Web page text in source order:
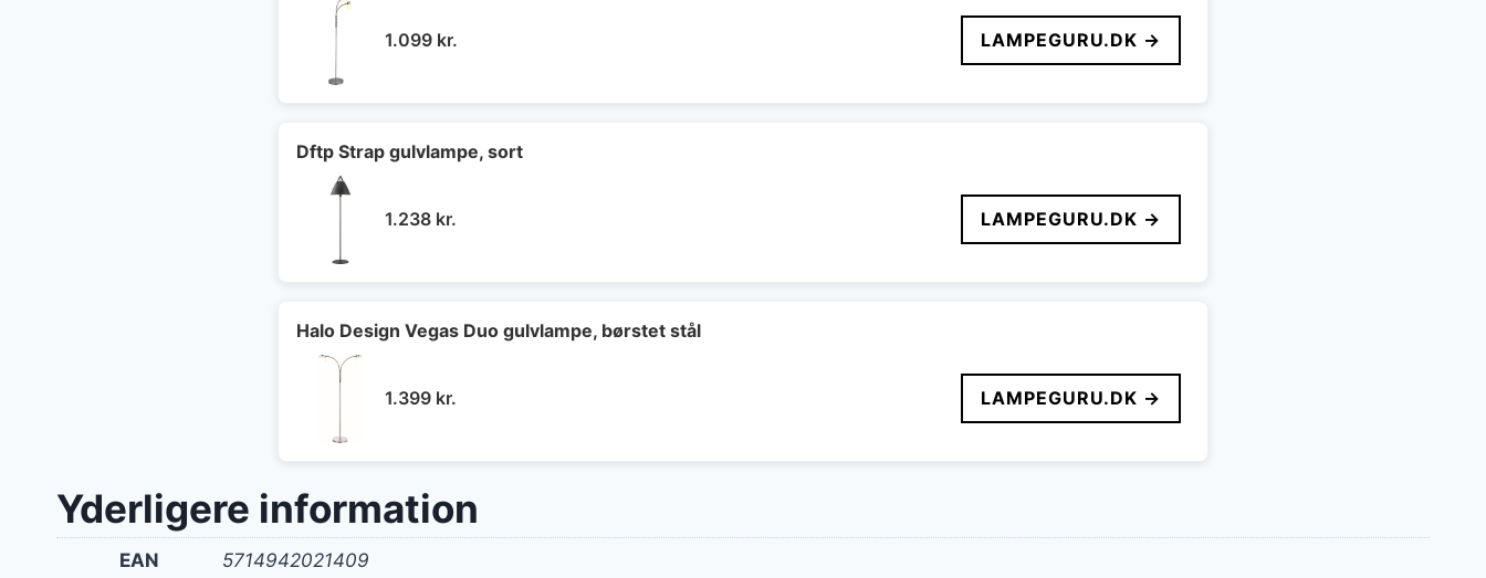
1.099 kr. LAMPEGURU.DK →
Dftp Strap gulvlampe, sort
1.238 kr. LAMPEGURU.DK →
Halo Design Vegas Duo gulvlampe, børstet stål
1.399 kr. LAMPEGURU.DK →
Yderligere information
EAN 5714942021409